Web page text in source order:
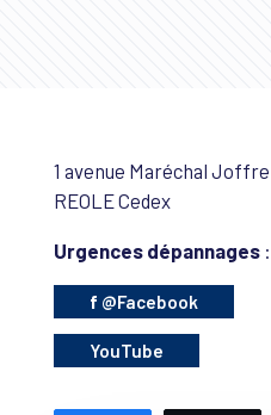
1 avenue Maréchal Joffre
REOLE Cedex
Urgences dépannages:
f @Facebook
YouTube